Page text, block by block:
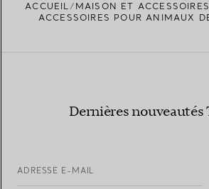
ACCUEIL MAISON ET ACCESSOIRES
ACCESSOIRES POUR ANIMAUX
Dernières nouveautés
ADRESSE E-MAIL